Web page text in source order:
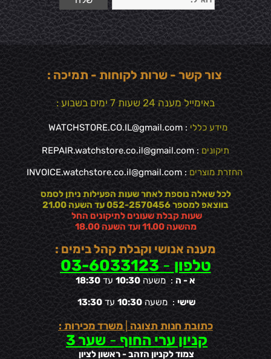
צור קשר - שרות לקוחות - תמיכה :
באימייל מענה 24 שעות 7 ימים בשבוע :
מידע כללי :
WATCHSTORE.CO.IL@gmail.com
תיקונים : REPAIR.watchstore.co.il@gmail.com
החזרת מוצרים:
INVOICE.watchstore.co.il@gmail.com
לכל שאלה נוספת לאחר שעות הפעילות ניתן לסמס
בווצאפ למספר 052-2570456 עד השעה 21.00
שעות קבלת שעונים לתיקונים החל
מהשעה 11.00 ועד השעה 18.00
מענה אנושי וקבלת קהל בימים :
טלפון -
03-6033123
א - ה : משעה 10:30 עד 18:30
שישי : משעה10:30עד13:30
כתובת חנות תצוגה|משרד מכירות :
קניון ערי החוף - שער 3
צמוד לקניון הזהב - ראשון לציון